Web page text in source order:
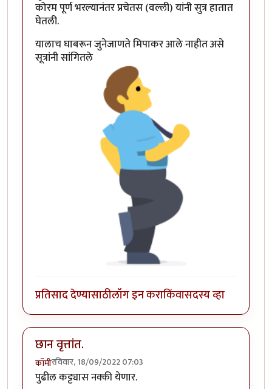
कोरम पूर्ण भरल्यानंतर प्रचेतस (वल्ली) यांनी सुत्र हातात
घेतली.
यालाच घाबरून जुनेजाणते मिपाकर आले नाहीत असे
सूत्रांनी सांगितले
प्रतिसाद देण्यासाठीलॉग इन कराकिंवासदस्य व्हा
छान वृत्तांत.
कॉमीरविवार, 18/09/2022 07:03
पुढील कट्ट्यास नक्की येणार.